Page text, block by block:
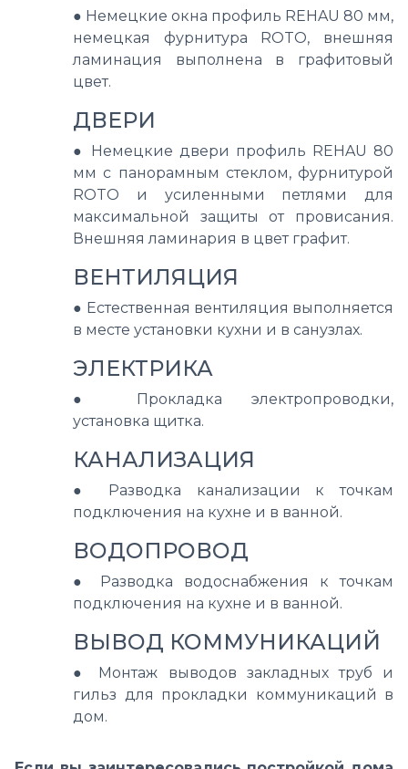
● Немецкие окна профиль REHAU 80 мм,
немецкая фурнитура ROTO, внешняя
ламинация выполнена в графитовый
цвет.
ДВЕРИ
●
Немецкие двери профиль REHAU 80
мм с панорамным стеклом, фурнитурой
ROTO и усиленными петлями для
максимальной защиты от провисания.
Внешняя ламинария в цвет графит.
ВЕНТИЛЯЦИЯ
● Естественная вентиляция выполняется
в месте установки кухни и в санузлах.
ЭЛЕКТРИКА
●
Прокладка электропроводки,
установка щитка.
КАНАЛИЗАЦИЯ
●
Разводка канализации к точкам
подключения на кухне и в ванной.
ВОДОПРОВОД
●
Разводка водоснабжения к точкам
подключения на кухне и в ванной.
ВЫВОД КОММУНИКАЦИЙ
●
Монтаж выводов закладных труб и
гильз для прокладки коммуникаций в
дом.